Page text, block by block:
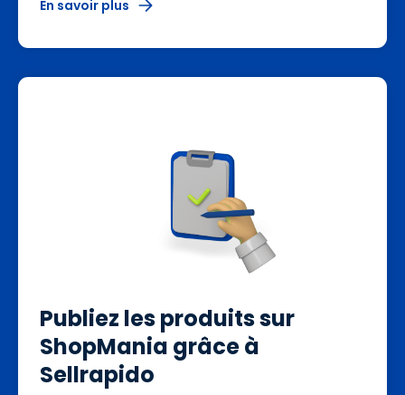
En savoir plus
Publiez les produits sur
ShopMania grâce à
Sellrapido